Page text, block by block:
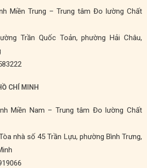
Miền Trung – Trung tâm Đo lường Chất
Trần Quốc Toản, phường Hải Châu,
CHÍ MINH
Miền Nam – Trung tâm Đo lường Chất
nhà số 45 Trần Lựu, phường Bình Trưng,